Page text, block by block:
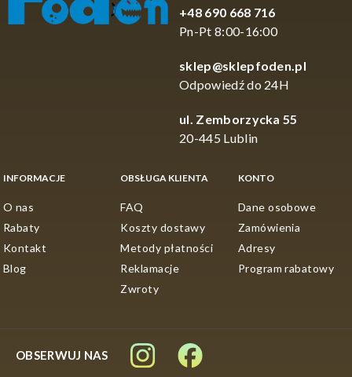
+48 690 668 716
Pn-Pt 8:00-16:00
sklep@sklepfoden.pl
Odpowiedź do 24H
ul. Zemborzycka 55
20-445 Lublin
INFORMACJE
O nas
Rabaty
Kontakt
Blog
OBSŁUGA KLIENTA
FAQ
Koszty dostawy
Metody płatności
Reklamacje
Zwroty
KONTO
Dane osobowe
Zamówienia
Adresy
Program rabatowy
OBSERWUJ NAS